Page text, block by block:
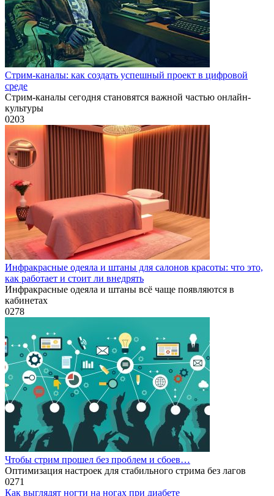
Стрим-каналы: как создать успешный проект в цифровой
среде
Стрим-каналы сегодня становятся важной частью онлайн-
культуры
0203
Инфракрасные одеяла и штаны для салонов красоты: что это,
как работает и стоит ли внедрять
Инфракрасные одеяла и штаны всё чаще появляются в
кабинетах
0278
Чтобы стрим прошел без проблем и сбоев…
Оптимизация настроек для стабильного стрима без лагов
0271
Как выглядят ногти на ногах при диабете